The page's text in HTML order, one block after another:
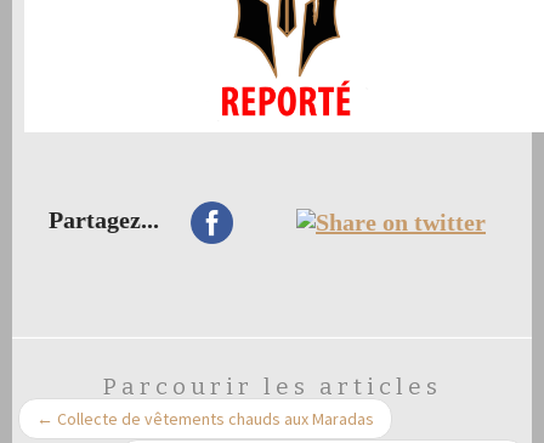
Partagez...
Parcourir les articles
← Collecte de vêtements chauds aux Maradas